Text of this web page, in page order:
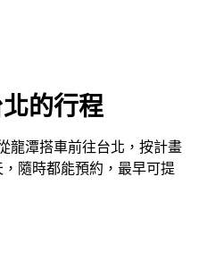
的行程
龍潭搭車前往台北，按計畫
隨時都能預約，最早可提